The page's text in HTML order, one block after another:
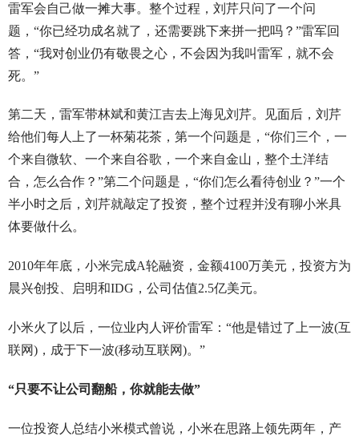
雷军会自己做一摊大事。整个过程，刘芹只问了一个问
题，“你已经功成名就了，还需要跳下来拼一把吗？”雷军回
答，“我对创业仍有敬畏之心，不会因为我叫雷军，就不会
死。”
第二天，雷军带林斌和黄江吉去上海见刘芹。见面后，刘芹
给他们每人上了一杯菊花茶，第一个问题是，“你们三个，一
个来自微软、一个来自谷歌，一个来自金山，整个土洋结
合，怎么合作？”第二个问题是，“你们怎么看待创业？”一个
半小时之后，刘芹就敲定了投资，整个过程并没有聊小米具
体要做什么。
2010年年底，小米完成A轮融资，金额4100万美元，投资方为
晨兴创投、启明和IDG，公司估值2.5亿美元。
小米火了以后，一位业内人评价雷军：“他是错过了上一波(互
联网)，成于下一波(移动互联网)。”
“只要不让公司翻船，你就能去做”
一位投资人总结小米模式曾说，小米在思路上领先两年，产